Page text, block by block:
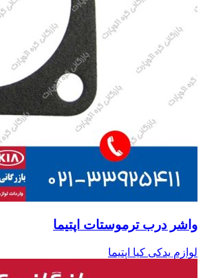
واشر درب ترموستات اپتیما
لوازم یدکی کیا اپتیما